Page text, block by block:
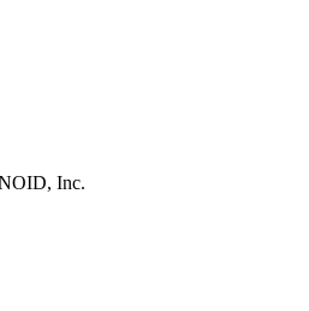
Inc.